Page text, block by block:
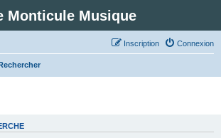
Monticule Musique
Connexion
Inscription